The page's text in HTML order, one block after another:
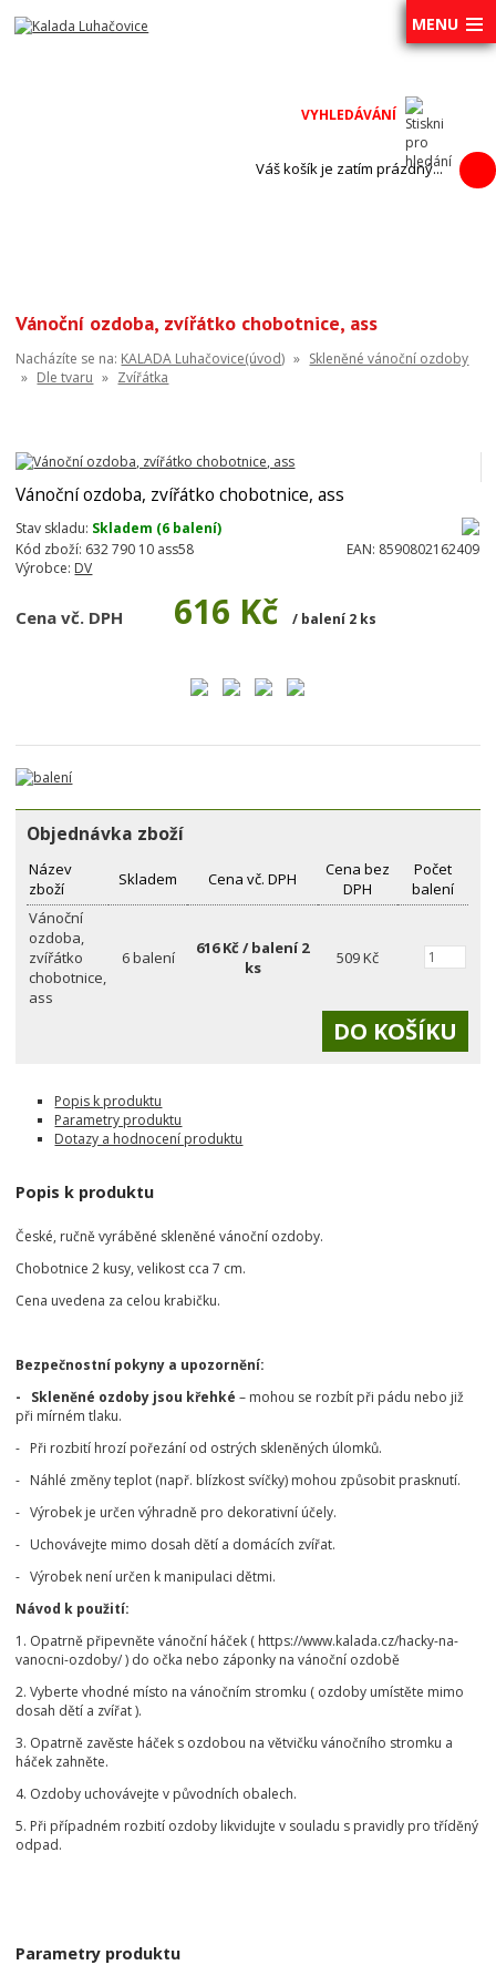
MENU
Váš košík je zatím prázdný...
Vánoční ozdoba, zvířátko chobotnice, ass
Nacházíte se na: KALADA Luhačovice(úvod) » Skleněné vánoční ozdoby
» Dle tvaru » Zvířátka
Vánoční ozdoba, zvířátko chobotnice, ass
Stav skladu: Skladem (6 balení)
Kód zboží: 632 790 10 ass58 EAN: 8590802162409
Výrobce: DV
Cena vč. DPH 616 Kč / balení 2 ks
Objednávka zboží
Název
zboží
Skladem Cena vč. DPH
Cena bez
DPH
Počet
balení
Vánoční
ozdoba,
zvířátko
chobotnice,
ass
6 balení
616 Kč / balení 2
ks
509 Kč
Popis k produktu
Parametry produktu
Dotazy a hodnocení produktu
Popis k produktu
České, ručně vyráběné skleněné vánoční ozdoby.
Chobotnice 2 kusy, velikost cca 7 cm.
Cena uvedena za celou krabičku.
Bezpečnostní pokyny a upozornění:
- Skleněné ozdoby jsou křehké – mohou se rozbít při pádu nebo již
při mírném tlaku.
- Při rozbití hrozí pořezání od ostrých skleněných úlomků.
- Náhlé změny teplot (např. blízkost svíčky) mohou způsobit prasknutí.
- Výrobek je určen výhradně pro dekorativní účely.
- Uchovávejte mimo dosah dětí a domácích zvířat.
- Výrobek není určen k manipulaci dětmi.
Návod k použití:
1. Opatrně připevněte vánoční háček ( https://www.kalada.cz/hacky-na-
vanocni-ozdoby/ ) do očka nebo záponky na vánoční ozdobě
2. Vyberte vhodné místo na vánočním stromku ( ozdoby umístěte mimo
dosah dětí a zvířat ).
3. Opatrně zavěste háček s ozdobou na větvičku vánočního stromku a
háček zahněte.
4. Ozdoby uchovávejte v původních obalech.
5. Při případném rozbití ozdoby likvidujte v souladu s pravidly pro tříděný
odpad.
Parametry produktu